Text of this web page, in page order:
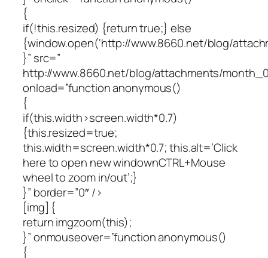
{
if(!this.resized) {return true;} else
{window.open(‘http://www.8660.net/blog/
}” src=”
http://www.8660.net/blog/attachments/
onload=”function anonymous()
{
if(this.width>screen.width*0.7)
{this.resized=true;
this.width=screen.width*0.7; this.alt=’Click
here to open new windownCTRL+Mouse
wheel to zoom in/out’;}
}” border=”0″ />
[img] {
return imgzoom(this);
}” onmouseover=”function anonymous()
{